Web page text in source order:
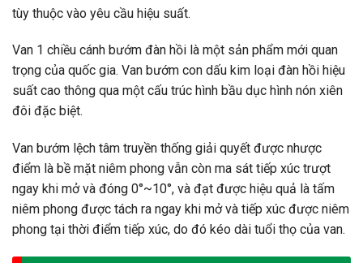
tùy thuộc vào yêu cầu hiệu suất.
Van 1 chiều cánh bướm đàn hồi là một sản phẩm mới quan
trọng của quốc gia. Van bướm con dấu kim loại đàn hồi hiệu
suất cao thông qua một cấu trúc hình bầu dục hình nón xiên
đôi đặc biệt.
Van bướm lệch tâm truyền thống giải quyết được nhược
điểm là bề mặt niêm phong vẫn còn ma sát tiếp xúc trượt
ngay khi mở và đóng 0°~10°, và đạt được hiệu quả là tấm
niêm phong được tách ra ngay khi mở và tiếp xúc được niêm
phong tại thời điểm tiếp xúc, do đó kéo dài tuổi thọ của van.